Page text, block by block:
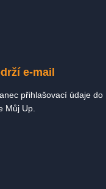
e-mail
přihlašovací údaje do
Můj Up.